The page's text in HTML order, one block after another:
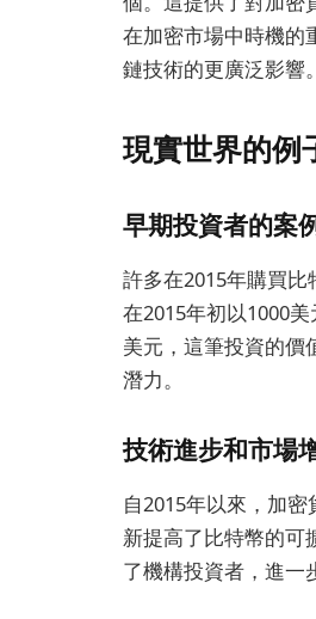
在加密市場中時機的
鏈技術的更廣泛影響。
現實世界的例
早期投資者的案
許多在2015年購買
在2015年初以1000
美元，這筆投資的價
潛力。
技術進步和市場
自2015年以來，加
新提高了比特幣的可
了機構投資者，進一